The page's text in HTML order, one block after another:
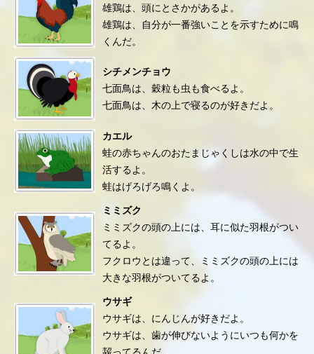
雄鶏は、頭にとさかがあるよ。
雄鶏は、自分が一番強いことを示すために鳴
くんだ。
シチメンチョウ
七面鳥は、穀粒も虫も食べるよ。
七面鳥は、木の上で寝るのが好きだよ。
カエル
蛙の赤ちゃんのおたまじゃくしは水の中で生
活するよ。
蛙はげろげろ鳴くよ。
ミミズク
ミミズクの頭の上には、耳に似た羽根がつい
てるよ。
フクロウとは違って、ミミズクの頭の上には
大きな羽根がついてるよ。
ウサギ
ウサギは、にんじんが好きだよ。
ウサギは、歯が伸びないようにいつも何かを